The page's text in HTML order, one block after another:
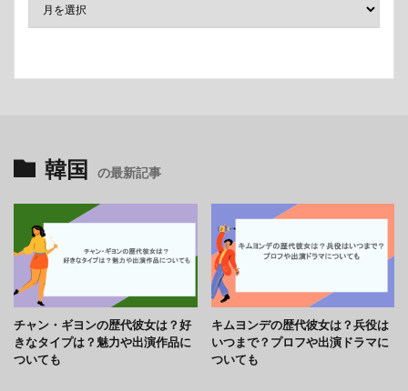
韓国 の最新記事
チャン・ギヨンの歴代彼女は？好
きなタイプは？魅力や出演作品に
ついても
キムヨンデの歴代彼女は？兵役は
いつまで？プロフや出演ドラマに
ついても